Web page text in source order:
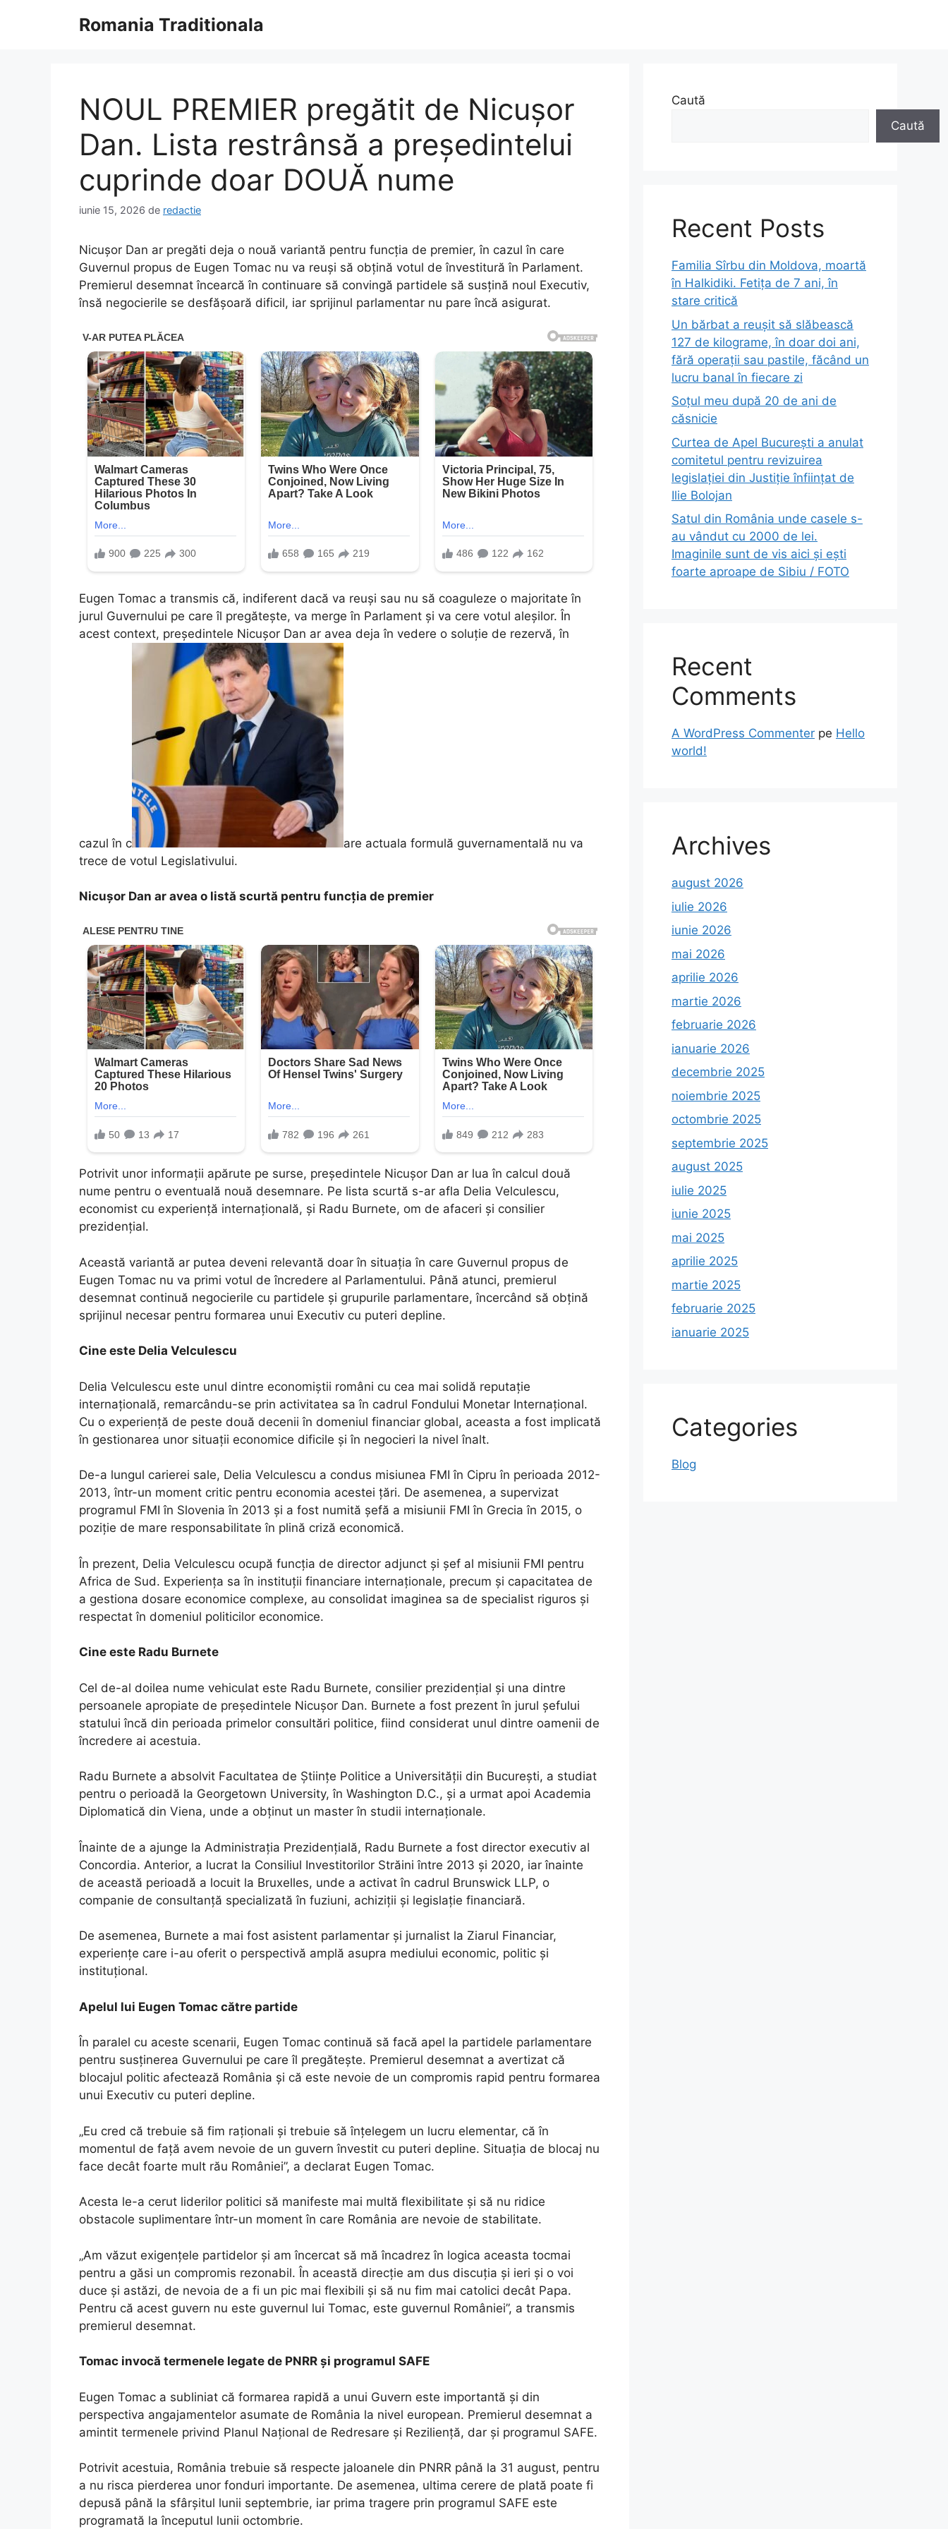
Romania Traditionala
NOUL PREMIER pregătit de Nicușor
Dan. Lista restrânsă a președintelui
cuprinde doar DOUĂ nume
iunie 15, 2026 de redactie
Nicușor Dan ar pregăti deja o nouă variantă pentru funcția de premier, în cazul în care
Guvernul propus de Eugen Tomac nu va reuși să obțină votul de învestitură în Parlament.
Premierul desemnat încearcă în continuare să convingă partidele să susțină noul Executiv,
însă negocierile se desfășoară dificil, iar sprijinul parlamentar nu pare încă asigurat.
Eugen Tomac a transmis că, indiferent dacă va reuși sau nu să coaguleze o majoritate în
jurul Guvernului pe care îl pregătește, va merge în Parlament și va cere votul aleșilor. În
acest context, președintele Nicușor Dan ar avea deja în vedere o soluție de rezervă, în
cazul în c
are actuala formulă guvernamentală nu va
trece de votul Legislativului.
Nicușor Dan ar avea o listă scurtă pentru funcția de premier
Potrivit unor informații apărute pe surse, președintele Nicușor Dan ar lua în calcul două
nume pentru o eventuală nouă desemnare. Pe lista scurtă s-ar afla Delia Velculescu,
economist cu experiență internațională, și Radu Burnete, om de afaceri și consilier
prezidențial.
Această variantă ar putea deveni relevantă doar în situația în care Guvernul propus de
Eugen Tomac nu va primi votul de încredere al Parlamentului. Până atunci, premierul
desemnat continuă negocierile cu partidele și grupurile parlamentare, încercând să obțină
sprijinul necesar pentru formarea unui Executiv cu puteri depline.
Cine este Delia Velculescu
Delia Velculescu este unul dintre economiștii români cu cea mai solidă reputație
internațională, remarcându-se prin activitatea sa în cadrul Fondului Monetar Internațional.
Cu o experiență de peste două decenii în domeniul financiar global, aceasta a fost implicată
în gestionarea unor situații economice dificile și în negocieri la nivel înalt.
De-a lungul carierei sale, Delia Velculescu a condus misiunea FMI în Cipru în perioada 2012-
2013, într-un moment critic pentru economia acestei țări. De asemenea, a supervizat
programul FMI în Slovenia în 2013 și a fost numită șefă a misiunii FMI în Grecia în 2015, o
poziție de mare responsabilitate în plină criză economică.
În prezent, Delia Velculescu ocupă funcția de director adjunct și șef al misiunii FMI pentru
Africa de Sud. Experiența sa în instituții financiare internaționale, precum și capacitatea de
a gestiona dosare economice complexe, au consolidat imaginea sa de specialist riguros și
respectat în domeniul politicilor economice.
Cine este Radu Burnete
Cel de-al doilea nume vehiculat este Radu Burnete, consilier prezidențial și una dintre
persoanele apropiate de președintele Nicușor Dan. Burnete a fost prezent în jurul șefului
statului încă din perioada primelor consultări politice, fiind considerat unul dintre oamenii de
încredere ai acestuia.
Radu Burnete a absolvit Facultatea de Științe Politice a Universității din București, a studiat
pentru o perioadă la Georgetown University, în Washington D.C., și a urmat apoi Academia
Diplomatică din Viena, unde a obținut un master în studii internaționale.
Înainte de a ajunge la Administrația Prezidențială, Radu Burnete a fost director executiv al
Concordia. Anterior, a lucrat la Consiliul Investitorilor Străini între 2013 și 2020, iar înainte
de această perioadă a locuit la Bruxelles, unde a activat în cadrul Brunswick LLP, o
companie de consultanță specializată în fuziuni, achiziții și legislație financiară.
De asemenea, Burnete a mai fost asistent parlamentar și jurnalist la Ziarul Financiar,
experiențe care i-au oferit o perspectivă amplă asupra mediului economic, politic și
instituțional.
Apelul lui Eugen Tomac către partide
În paralel cu aceste scenarii, Eugen Tomac continuă să facă apel la partidele parlamentare
pentru susținerea Guvernului pe care îl pregătește. Premierul desemnat a avertizat că
blocajul politic afectează România și că este nevoie de un compromis rapid pentru formarea
unui Executiv cu puteri depline.
„Eu cred că trebuie să fim raționali și trebuie să înțelegem un lucru elementar, că în
momentul de față avem nevoie de un guvern învestit cu puteri depline. Situația de blocaj nu
face decât foarte mult rău României”, a declarat Eugen Tomac.
Acesta le-a cerut liderilor politici să manifeste mai multă flexibilitate și să nu ridice
obstacole suplimentare într-un moment în care România are nevoie de stabilitate.
„Am văzut exigențele partidelor și am încercat să mă încadrez în logica aceasta tocmai
pentru a găsi un compromis rezonabil. În această direcție am dus discuția și ieri și o voi
duce și astăzi, de nevoia de a fi un pic mai flexibili și să nu fim mai catolici decât Papa.
Pentru că acest guvern nu este guvernul lui Tomac, este guvernul României”, a transmis
premierul desemnat.
Tomac invocă termenele legate de PNRR și programul SAFE
Eugen Tomac a subliniat că formarea rapidă a unui Guvern este importantă și din
perspectiva angajamentelor asumate de România la nivel european. Premierul desemnat a
amintit termenele privind Planul Național de Redresare și Reziliență, dar și programul SAFE.
Potrivit acestuia, România trebuie să respecte jaloanele din PNRR până la 31 august, pentru
a nu risca pierderea unor fonduri importante. De asemenea, ultima cerere de plată poate fi
depusă până la sfârșitul lunii septembrie, iar prima tragere prin programul SAFE este
programată la începutul lunii octombrie.
Caută
Caută
Recent Posts
Familia Sîrbu din Moldova, moartă
în Halkidiki. Fetița de 7 ani, în
stare critică
Un bărbat a reușit să slăbească
127 de kilograme, în doar doi ani,
fără operații sau pastile, făcând un
lucru banal în fiecare zi
Soțul meu după 20 de ani de
căsnicie
Curtea de Apel București a anulat
comitetul pentru revizuirea
legislației din Justiție înființat de
Ilie Bolojan
Satul din România unde casele s-
au vândut cu 2000 de lei.
Imaginile sunt de vis aici și ești
foarte aproape de Sibiu / FOTO
Recent
Comments
A WordPress Commenter pe Hello
world!
Archives
august 2026
iulie 2026
iunie 2026
mai 2026
aprilie 2026
martie 2026
februarie 2026
ianuarie 2026
decembrie 2025
noiembrie 2025
octombrie 2025
septembrie 2025
august 2025
iulie 2025
iunie 2025
mai 2025
aprilie 2025
martie 2025
februarie 2025
ianuarie 2025
Categories
Blog